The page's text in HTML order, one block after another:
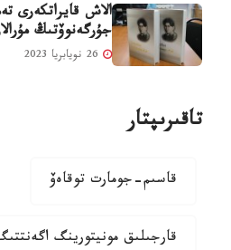
الاش قايراتكەرى
جۇرگەنوۆتىڭ
تاقىرىپتار
قاسىم-جومارت توقاەۆ
قارجىلىق مونيتورينگ